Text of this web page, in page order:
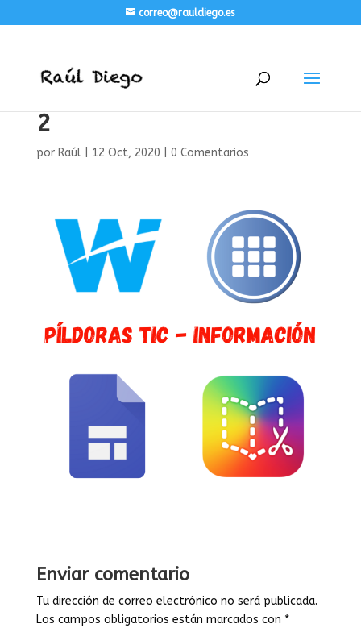
correo@rauldiego.es
2
por Raúl| 12 Oct, 2020 0 Comentarios
Enviar comentario
Tu dirección de correo electrónico no será publicada.
Los campos obligatorios están marcados con *